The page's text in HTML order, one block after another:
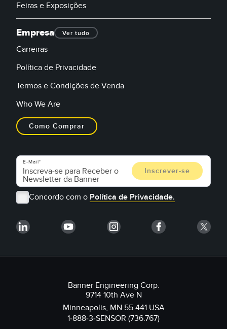
Feiras e Exposições
Empresa Ver tudo
Carreiras
Política de Privacidade
Termos e Condições de Venda
Who We Are
Como Comprar
E-Mail
Concordo com o Política de Privacidade.
Banner Engineering Corp.
9714 10th Ave N
Minneapolis, MN 55.441 USA
1-888-3-SENSOR (736.767)